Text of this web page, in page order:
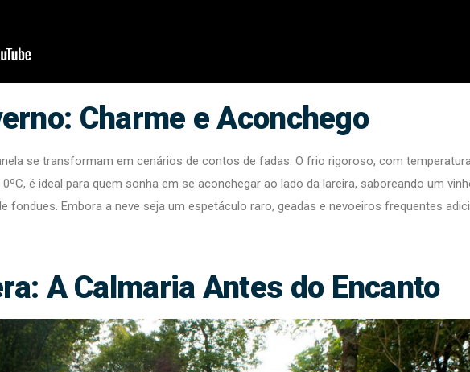
Charme e Aconchego
se transformam em cenários de contos de fadas. O frio rigoroso, com
é ideal para quem sonha em se aconchegar ao lado da lareira, saboreando um
fondues. Embora a neve seja um espetáculo raro, geadas e nevoeiros frequentes
A Calmaria Antes do Encanto